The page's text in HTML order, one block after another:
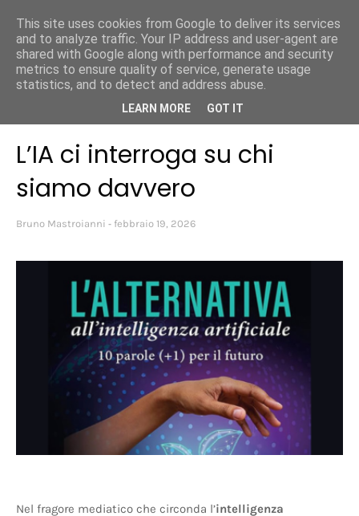
Bruno Mastroianni
L’IA ci interroga su chi
siamo davvero
Bruno Mastroianni febbraio 19, 2026
Nel fragore mediatico che circonda l’intelligenza
This site uses cookies from Google to deliver its services
and to analyze traffic. Your IP address and user-agent are
shared with Google along with performance and security
metrics to ensure quality of service, generate usage
statistics, and to detect and address abuse.
LEARN MORE GOT IT